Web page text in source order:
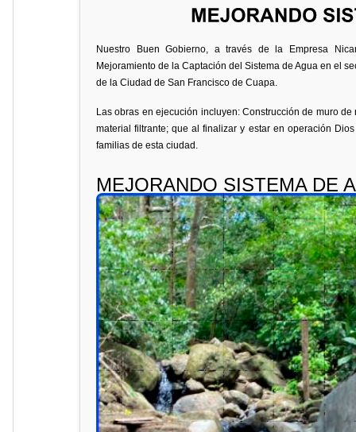
Nuestro Buen Gobierno, a través de la Empresa
Mejoramiento de la Captación del Sistema de Agua en el
de la Ciudad de San Francisco de Cuapa.
Las obras en ejecución incluyen: Construcción de muro
material filtrante; que al finalizar y estar en operación
familias de esta ciudad.
MEJORANDO SISTEMA DE